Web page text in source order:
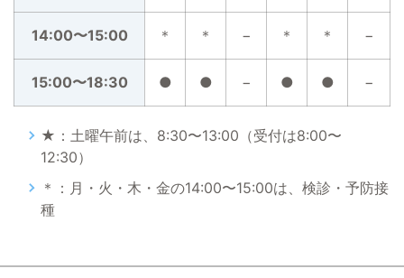
14:00〜15:00 ＊ ＊ − ＊ ＊ −
15:00〜18:30 ● ● − ● ● −
★：土曜午前は、8:30〜13:00（受付は8:00〜
12:30）
＊：月・火・木・金の14:00〜15:00は、検診・予防接
種